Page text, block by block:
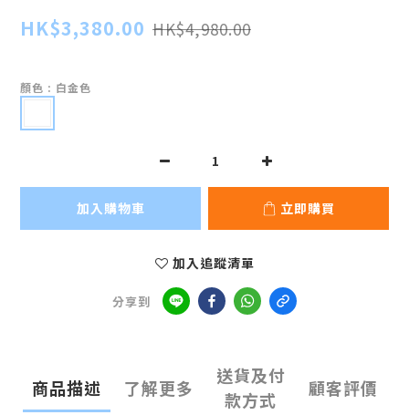
HK$3,380.00 HK$4,980.00
顏色 : 白金色
加入購物車 立即購買
加入追蹤清單
分享到
商品描述 了解更多
送貨及付
款方式
顧客評價